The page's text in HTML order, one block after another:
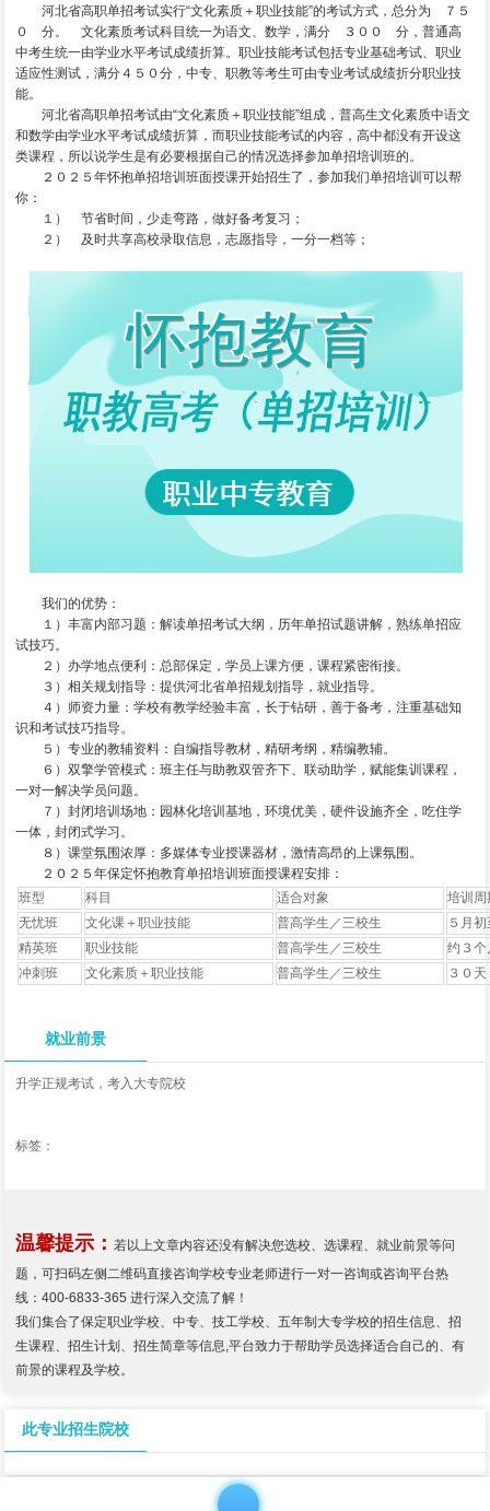
河北省高职单招考试实行“文化素质＋职业技能”的考试方式，总分为 ７５
０ 分。 文化素质考试科目统一为语文、数学，满分 ３００ 分，普通高
中考生统一由学业水平考试成绩折算。职业技能考试包括专业基础考试、职业
适应性测试，满分４５０分，中专、职教等考生可由专业考试成绩折分职业技
能。
河北省高职单招考试由“文化素质＋职业技能”组成，普高生文化素质中语文
和数学由学业水平考试成绩折算，而职业技能考试的内容，高中都没有开设这
类课程，所以说学生是有必要根据自己的情况选择参加单招培训班的。
２０２５年怀抱单招培训班面授课开始招生了，参加我们单招培训可以帮
你：
１） 节省时间，少走弯路，做好备考复习；
２） 及时共享高校录取信息，志愿指导，一分一档等；
我们的优势：
１）丰富内部习题：解读单招考试大纲，历年单招试题讲解，熟练单招应
试技巧。
２）办学地点便利：总部保定，学员上课方便，课程紧密衔接。
３）相关规划指导：提供河北省单招规划指导，就业指导。
４）师资力量：学校有教学经验丰富，长于钻研，善于备考，注重基础知
识和考试技巧指导。
５）专业的教辅资料：自编指导教材，精研考纲，精编教辅。
６）双擎学管模式：班主任与助教双管齐下、联动助学，赋能集训课程，
一对一解决学员问题。
７）封闭培训场地：园林化培训基地，环境优美，硬件设施齐全，吃住学
一体，封闭式学习。
８）课堂氛围浓厚：多媒体专业授课器材，激情高昂的上课氛围。
２０２５年保定怀抱教育单招培训班面授课程安排：
班型
科目 适合对象
培训周
无忧班
文化课＋职业技能 普高学生／三校生
５月
精英班
职业技能 普高学生／三校生
约３个
冲刺班
文化素质＋职业技能 普高学生／三校生 ３０
就业前景
升学正规考试，考入大专院校
标签：
温馨提示：若以上文章内容还没有解决您选校、选课程、就业前景等问
题，可扫码左侧二维码直接咨询学校专业老师进行一对一咨询或咨询平台热
线：400-6833-365 进行深入交流了解！
我们集合了保定职业学校、中专、技工学校、五年制大专学校的招生信息、招
生课程、招生计划、招生简章等信息,平台致力于帮助学员选择适合自己的、有
前景的课程及学校。
此专业招生院校